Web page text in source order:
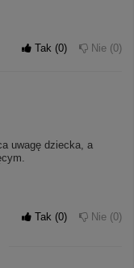
Tak 0 Nie 0
uwagę dziecka, a
Tak 0 Nie 0